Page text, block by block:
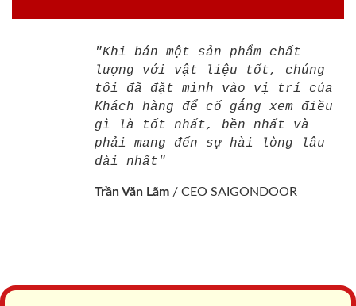
"Khi bán một sản phẩm chất
lượng với vật liệu tốt, chúng
tôi đã đặt mình vào vị trí của
Khách hàng để cố gắng xem điều
gì là tốt nhất, bền nhất và
phải mang đến sự hài lòng lâu
dài nhất"
Trần Văn Lãm / CEO SAIGONDOOR